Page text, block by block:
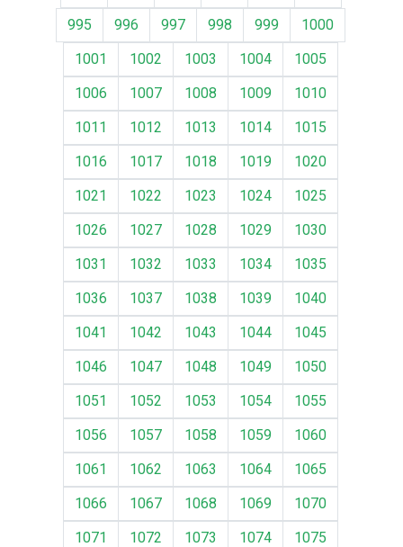
995
996 997 998 999
1000
1001
1002 1003 1004
1005
1006
1007 1008 1009
1010
1011
1012 1013 1014
1015
1016
1017 1018 1019
1020
1021
1022 1023 1024
1025
1026
1027 1028 1029
1030
1031
1032 1033 1034
1035
1036
1037 1038 1039
1040
1041
1042 1043 1044
1045
1046
1047 1048 1049
1050
1051
1052 1053 1054
1055
1056
1057 1058 1059
1060
1061
1062 1063 1064
1065
1066
1067 1068 1069
1070
1071
1072 1073 1074
1075